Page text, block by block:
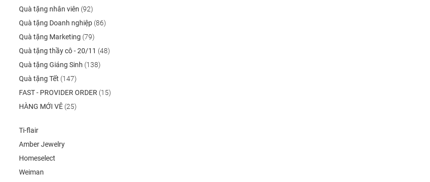
Quà tặng nhân viên (92)
Quà tặng Doanh nghiệp (86)
Quà tặng Marketing (79)
Quà tặng thầy cô - 20/11 (48)
Quà tặng Giáng Sinh (138)
Quà tặng Tết (147)
FAST - PROVIDER ORDER (15)
HÀNG MỚI VÊ (25)
Ti-flair
Amber Jewelry
Homeselect
Weiman